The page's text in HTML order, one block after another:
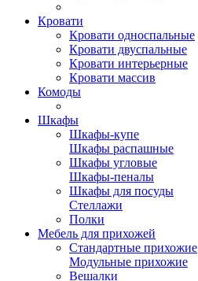
Кровати
Кровати односпальные
Кровати двуспальные
Кровати интерьерные
Кровати массив
Комоды
Шкафы
Шкафы-купе
Шкафы распашные
Шкафы угловые
Шкафы-пеналы
Шкафы для посуды
Стеллажи
Полки
Мебель для прихожей
Стандартные прихожие
Модульные прихожие
Вешалки